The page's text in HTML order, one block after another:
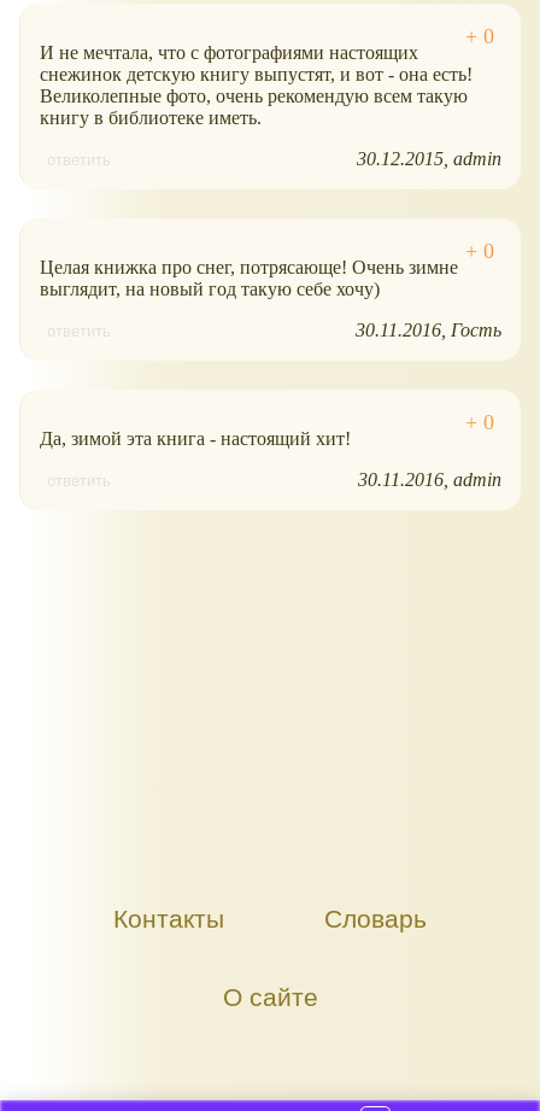
И не мечтала, что с фотографиями настоящих
снежинок детскую книгу выпустят, и вот - она есть!
Великолепные фото, очень рекомендую всем такую
книгу в библиотеке иметь.
ответить 30.12.2015 admin
Целая книжка про снег, потрясающе! Очень зимне
выглядит, на новый год такую себе хочу)
ответить 30.11.2016 Гость
Да, зимой эта книга - настоящий хит!
ответить 30.11.2016 admin
Контакты Словарь
О сайте